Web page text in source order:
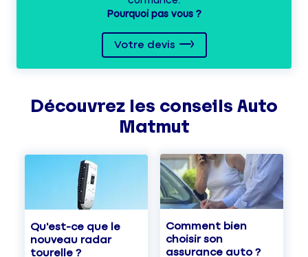
Pourquoi pas vous ?
Votre devis
Découvrez les conseils Auto
Matmut
Qu'est-ce que le
nouveau radar
tourelle ?
Comment bien
choisir son
assurance auto ?